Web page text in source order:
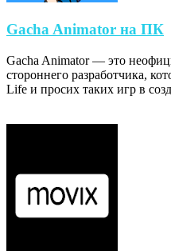
Gacha Animator на ПК
Gacha Animator — это
стороннего разработчика,
Life и просих таких игр в